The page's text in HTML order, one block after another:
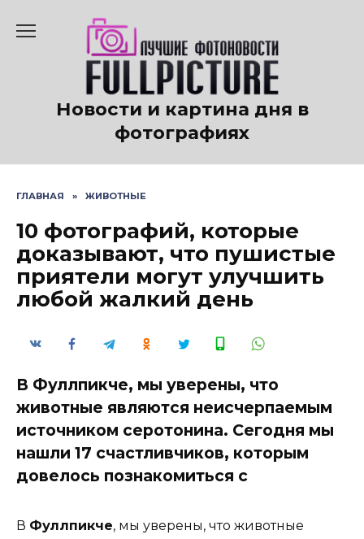
содержанию
Новости и картина дня в
фотографиях
ГЛАВНАЯ » ЖИВОТНЫЕ
10 фотографий, которые
доказывают, что пушистые
приятели могут улучшить
любой жалкий день
В Фуллпикче, мы уверены, что
животные являются неисчерпаемым
источником серотонина. Сегодня мы
нашли 17 счастливчиков, которым
довелось познакомиться с
В Фуллпикче, мы уверены, что животные